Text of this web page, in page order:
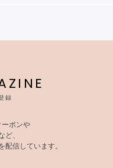
録
ポンや
、
信しています。